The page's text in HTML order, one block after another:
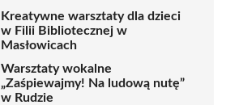
Kreatywne warsztaty dla dzieci
w Filii Bibliotecznej w
Masłowicach
Warsztaty wokalne
„Zaśpiewajmy! Na ludową nutę”
w Rudzie